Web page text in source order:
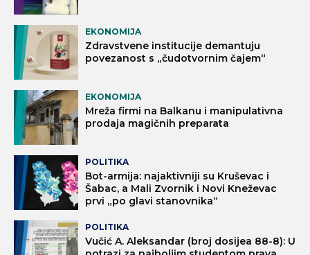
EKONOMIJA
Zdravstvene institucije demantuju
povezanost s „čudotvornim čajem“
EKONOMIJA
Mreža firmi na Balkanu i manipulativna
prodaja magičnih preparata
POLITIKA
Bot-armija: najaktivniji su Kruševac i
Šabac, a Mali Zvornik i Novi Kneževac
prvi „po glavi stanovnika“
POLITIKA
Vučić A. Aleksandar (broj dosijea 88-8): U